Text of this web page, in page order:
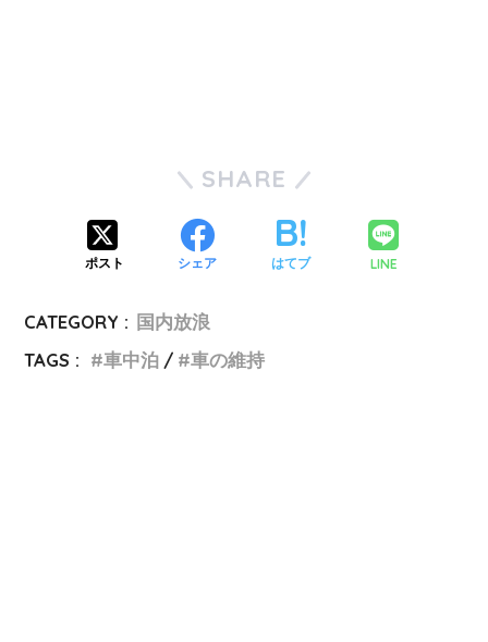
SHARE
ポスト シェア はてブ LINE
CATEGORY : 国内放浪
TAGS :
車中泊 車の維持